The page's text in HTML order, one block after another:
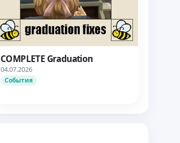
COMPLETE Graduation
04.07.2026
События